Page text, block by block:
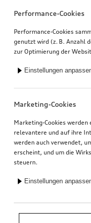
*Unverbindliche
gesetzlicher MwSt. Preise
Performance-Cookies
Performance-Cookies
genutzt wird (z. B. Anzahl
zur Optimierung der
Einstellungen
Marketing-Cookies
Marketing-Cookies
relevantere und auf ihre
werden auch verwendet,
erscheint, und um die
steuern.
Einstellungen